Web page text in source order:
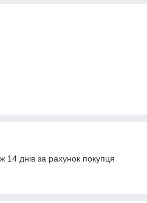
днів за рахунок покупця